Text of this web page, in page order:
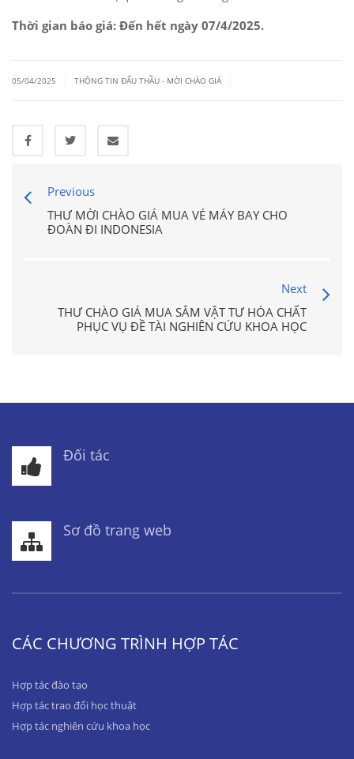
Thời gian báo giá: Đến hết ngày 07/4/2025.
05/04/2025 THÔNG TIN ĐẤU THẦU - MỜI CHÀO GIÁ
Previous
THƯ MỜI CHÀO GIÁ MUA VÉ MÁY BAY CHO
ĐOÀN ĐI INDONESIA
Next
THƯ CHÀO GIÁ MUA SẮM VẬT TƯ HÓA CHẤT
PHỤC VỤ ĐỀ TÀI NGHIÊN CỨU KHOA HỌC
Đối tác
Sơ đồ trang web
CÁC CHƯƠNG TRÌNH HỢP TÁC
Hợp tác đào tạo
Hợp tác trao đổi học thuật
Hợp tác nghiên cứu khoa học